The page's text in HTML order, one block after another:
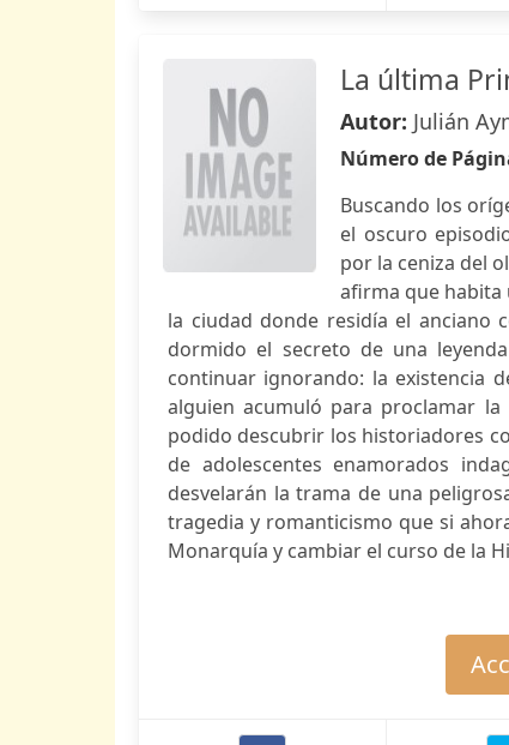
La última
Autor: Julián
Número de
Buscando los
el oscuro
por la ceniza del
afirma que habita
la ciudad donde residía el anciano
dormido el secreto de una
continuar ignorando: la existencia
alguien acumuló para proclamar
podido descubrir los historiadores
de adolescentes enamorados
desvelarán la trama de una
tragedia y romanticismo que si
Monarquía y cambiar el curso de la